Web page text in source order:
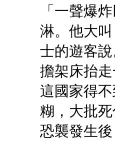
「一聲爆
淋。他大
士的遊客
擔架床抬
這國家得
糊，大批死
恐襲發生